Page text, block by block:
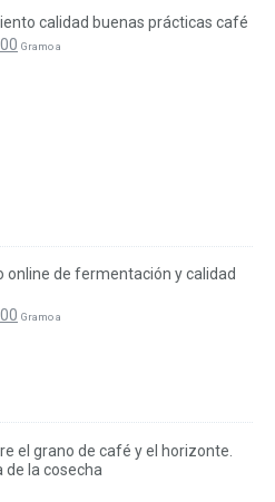
calidad buenas prácticas café
El
Gramo a
online de fermentación y calidad
El
Gramo a
el grano de café y el horizonte.
de la cosecha